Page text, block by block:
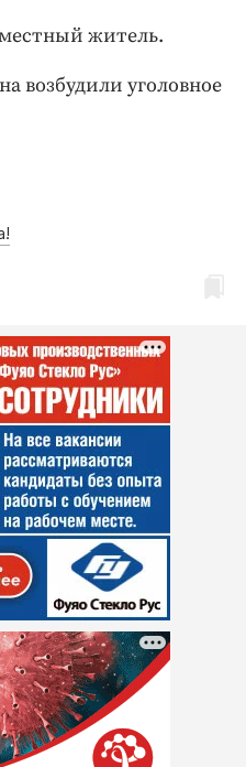
житель.
возбудили уголовное